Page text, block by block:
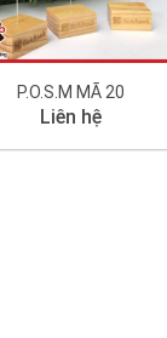
P.O.S.M MÃ 20
Liên hệ